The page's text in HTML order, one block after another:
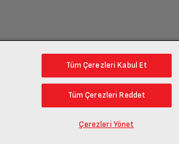
Tüm Çerezleri Kabul Et
Tüm Çerezleri Reddet
Çerezleri Yönet